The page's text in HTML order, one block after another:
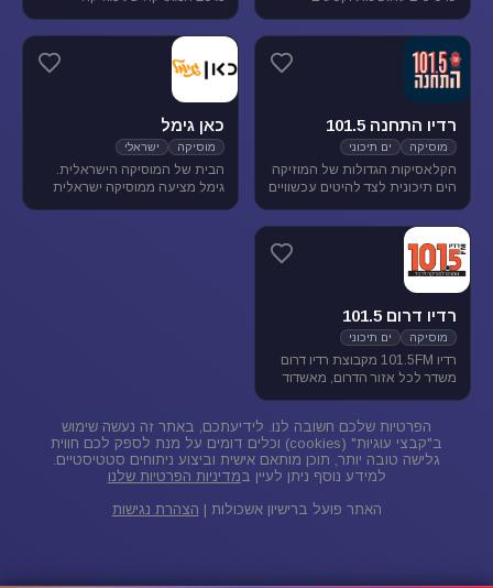
והלהקות הטובות של שנות ה-80-
רדיו התחנה 101.5
מוסיקה ים תיכוני
הקלאסיקות הגדולות של המוזיקה
הים תיכונית לצד להיטים עכשוויים
בתדר 101.5 באיזור הצפון.
כאן גימל
מוסיקה ישראלי
הבית של המוסיקה הישראלית.
גימל מציעה ממוסיקה ישראלית
רדיו דרום 101.5
מוסיקה ים תיכוני
רדיו 101.5FM מקבוצת רדיו דרום
משדר לכל אזור הדרום, מאשדוד
הפרטיות שלכם חשובה לנו. לידיעתכם, באתר זה נעשה שימוש
ב"קבצי עוגיות" (cookies) וכלים דומים על מנת לספק לכם חווית
גלישה טובה יותר, תוכן מותאם אישית וביצוע ניתוחים סטטיסטיים.
למידע נוסף ניתן לעיין במדיניות הפרטיות שלנו
האתר פועל ברישיון אשכולות | הצהרת נגישות